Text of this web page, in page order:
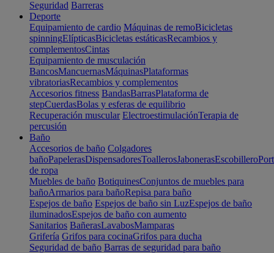
Seguridad Barreras
Deporte
Equipamiento de cardio Máquinas de remoBicicletas
spinningElípticasBicicletas estáticasRecambios y
complementosCintas
Equipamiento de musculación
BancosMancuernasMáquinasPlataformas
vibratoriasRecambios y complementos
Accesorios fitness BandasBarrasPlataforma de
stepCuerdasBolas y esferas de equilibrio
Recuperación muscular ElectroestimulaciónTerapia de
percusión
Baño
Accesorios de baño Colgadores
bañoPapelerasDispensadoresToallerosJabonerasEscobillero
de ropa
Muebles de baño BotiquinesConjuntos de muebles para
bañoArmarios para bañoRepisa para baño
Espejos de baño Espejos de baño sin LuzEspejos de baño
iluminadosEspejos de baño con aumento
Sanitarios BañerasLavabosMamparas
Grifería Grifos para cocinaGrifos para ducha
Seguridad de baño Barras de seguridad para baño